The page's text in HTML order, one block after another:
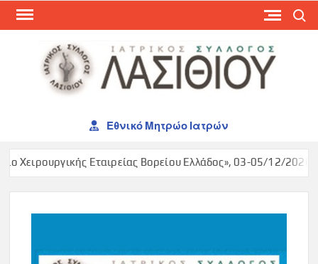
Skip
Εθνικό Μητρώο Ιατρών
Χειρουργικής Εταιρείας Βορείου Ελλάδος», 03-05/12/2026,